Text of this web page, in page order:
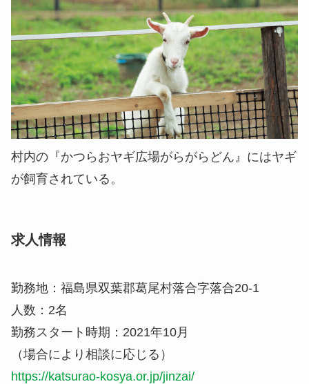
村内の『かつらおヤギ広場がらがらどん』にはヤギ
が飼育されている。
求人情報
勤務地：福島県双葉郡葛尾村落合字落合20-1
人数：2名
勤務スタート時期：2021年10月
（場合により相談に応じる）
https://katsurao-kosya.or.jp/jinzai/